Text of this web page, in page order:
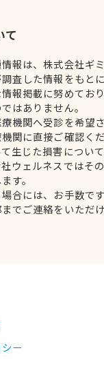
て
報は、株式会社ギ
査した情報をもとに
報掲載に努めてお
はありません。
機関へ受診を希望
関に直接ご確認くだ
生じた損害につい
ウェルネスではそ
す。
合には、お手数で
でご連絡をいただ
ー